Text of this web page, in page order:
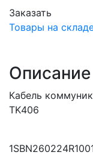
Заказать
Товары на
Описание
Кабель
TK406